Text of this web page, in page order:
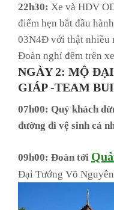
22h30: Xe và HDV
điểm hẹn bắt đầu
03N4Đ với thật nhiều
Đoàn nghỉ đêm trên
NGÀY 2: MỘ
GIÁP -TEAM
07h00: Quý khách
đường đi vệ sinh cá
09h00: Đoàn tới
Đại Tướng Võ